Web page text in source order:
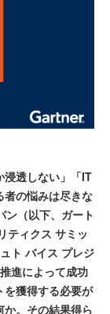
透しない」「IT
の悩みは尽きな
ン（以下、ガート
ティクス サミッ
ト バイス プレジ
進によって成功
を獲得する必要が
。その結果得ら